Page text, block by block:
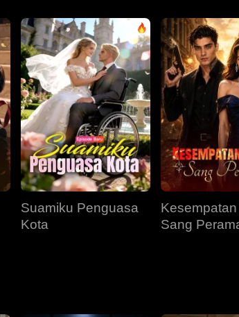
EP 34 EP 35
EP 37 EP 38
EP 40
Suamiku Penguasa
Kota
Sang